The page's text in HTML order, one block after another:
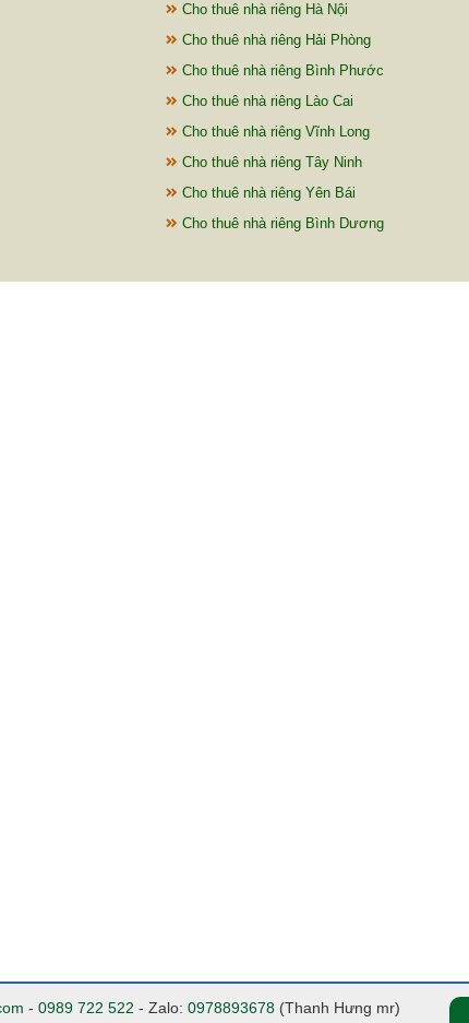
Cho thuê nhà riêng Hà Nội
Cho thuê nhà riêng Hải Phòng
Cho thuê nhà riêng Bình Phước
Cho thuê nhà riêng Lào Cai
Cho thuê nhà riêng Vĩnh Long
Cho thuê nhà riêng Tây Ninh
Cho thuê nhà riêng Yên Bái
Cho thuê nhà riêng Bình Dương
- 0989 722 522 - Zalo: 0978893678(Thanh Hưng mr)